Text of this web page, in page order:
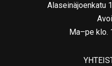
Alaseinäjoenkatu
Ma–pe klo.